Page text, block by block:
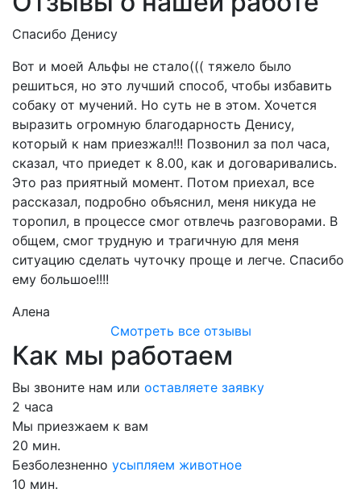
Спасибо Денису
Вот и моей Альфы не стало((( тяжело было
решиться, но это лучший способ, чтобы избавить
собаку от мучений. Но суть не в этом. Хочется
выразить огромную благодарность Денису,
который к нам приезжал!!! Позвонил за пол часа,
сказал, что приедет к 8.00, как и договаривались.
Это раз приятный момент. Потом приехал, все
рассказал, подробно объяснил, меня никуда не
торопил, в процессе смог отвлечь разговорами. В
общем, смог трудную и трагичную для меня
ситуацию сделать чуточку проще и легче. Спасибо
ему большое!!!!
Алена
Смотреть все отзывы
Как мы работаем
Вы звоните нам или оставляете заявку
2 часа
Мы приезжаем к вам
20 мин.
Безболезненно усыпляем животное
10 мин.